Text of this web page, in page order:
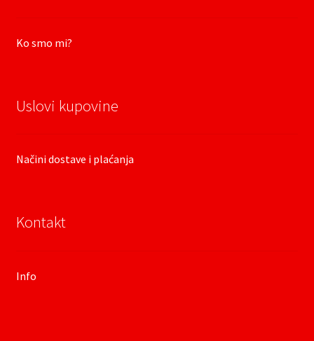
Ko smo mi?
Uslovi kupovine
Načini dostave i plaćanja
Kontakt
Info